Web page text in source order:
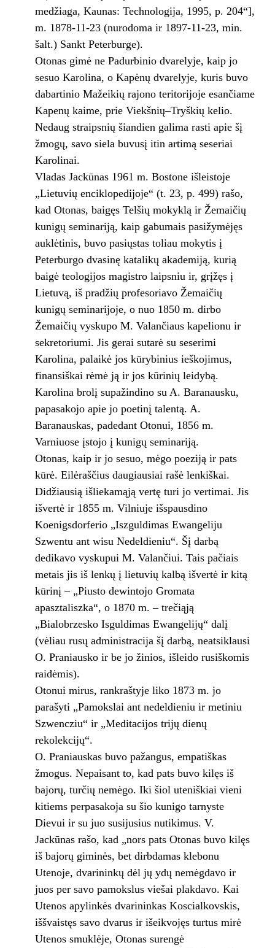
medžiaga, Kaunas: Technologija, 1995, p. 204“],
m. 1878-11-23 (nurodoma ir 1897-11-23, min.
šalt.) Sankt Peterburge).
Otonas gimė ne Padurbinio dvarelyje, kaip jo
sesuo Karolina, o Kapėnų dvarelyje, kuris buvo
dabartinio Mažeikių rajono teritorijoje esančiame
Kapenų kaime, prie Viekšnių–Tryškių kelio.
Nedaug straipsnių šiandien galima rasti apie šį
žmogų, savo siela buvusį itin artimą seseriai
Karolinai.
Vladas Jackūnas 1961 m. Bostone išleistoje
„Lietuvių enciklopedijoje“ (t. 23, p. 499) rašo,
kad Otonas, baigęs Telšių mokyklą ir Žemaičių
kunigų seminariją, kaip gabumais pasižymėjęs
auklėtinis, buvo pasiųstas toliau mokytis į
Peterburgo dvasinę katalikų akademiją, kurią
baigė teologijos magistro laipsniu ir, grįžęs į
Lietuvą, iš pradžių profesoriavo Žemaičių
kunigų seminarijoje, o nuo 1850 m. dirbo
Žemaičių vyskupo M. Valančiaus kapelionu ir
sekretoriumi. Jis gerai sutarė su seserimi
Karolina, palaikė jos kūrybinius ieškojimus,
finansiškai rėmė ją ir jos kūrinių leidybą.
Karolina brolį supažindino su A. Baranausku,
papasakojo apie jo poetinį talentą. A.
Baranauskas, padedant Otonui, 1856 m.
Varniuose įstojo į kunigų seminariją.
Otonas, kaip ir jo sesuo, mėgo poeziją ir pats
kūrė. Eilėraščius daugiausiai rašė lenkiškai.
Didžiausią išliekamąją vertę turi jo vertimai. Jis
išvertė ir 1855 m. Vilniuje išspausdino
Koenigsdorferio „Iszguldimas Ewangeliju
Szwentu ant wisu Nedeldieniu“. Šį darbą
dedikavo vyskupui M. Valančiui. Tais pačiais
metais jis iš lenkų į lietuvių kalbą išvertė ir kitą
kūrinį – „Piusto dewintojo Gromata
apasztaliszka“, o 1870 m. – trečiąją
„Bialobrzesko Isguldimas Ewangelijų“ dalį
(vėliau rusų administracija šį darbą, neatsiklausi
O. Praniausko ir be jo žinios, išleido rusiškomis
raidėmis).
Otonui mirus, rankraštyje liko 1873 m. jo
parašyti „Pamokslai ant nedeldieniu ir metiniu
Szwencziu“ ir „Meditacijos trijų dienų
rekolekcijų“.
O. Praniauskas buvo pažangus, empatiškas
žmogus. Nepaisant to, kad pats buvo kilęs iš
bajorų, turčių nemėgo. Iki šiol uteniškiai vieni
kitiems perpasakoja su šio kunigo tarnyste
Dievui ir su juo susijusius nutikimus. V.
Jackūnas rašo, kad „nors pats Otonas buvo kilęs
iš bajorų giminės, bet dirbdamas klebonu
Utenoje, dvarininkų dėl jų ydų nemėgdavo ir
juos per savo pamokslus viešai plakdavo. Kai
Utenos apylinkės dvarininkas Koscialkovskis,
iššvaistęs savo dvarus ir išeikvojęs turtus mirė
Utenos smuklėje, Otonas surengė